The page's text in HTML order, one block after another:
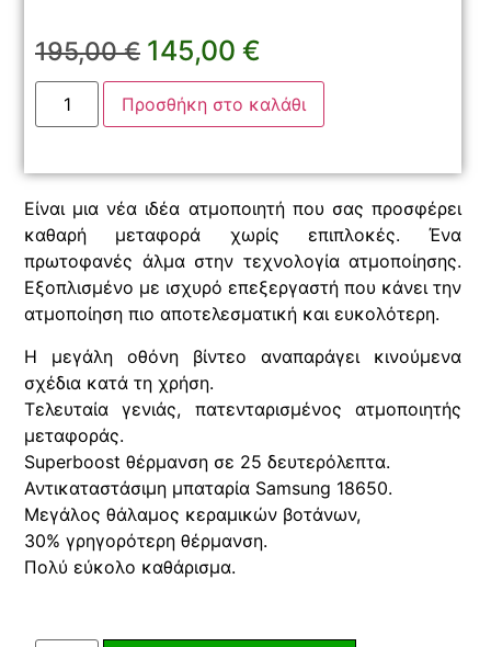
195,00€ 145,00€
Προσθήκη στο καλάθι
Είναι μια νέα ιδέα ατμοποιητή που σας προσφέρει
καθαρή μεταφορά χωρίς επιπλοκές. Ένα
πρωτοφανές άλμα στην τεχνολογία ατμοποίησης.
Εξοπλισμένο με ισχυρό επεξεργαστή που κάνει την
ατμοποίηση πιο αποτελεσματική και ευκολότερη.
Η μεγάλη οθόνη βίντεο αναπαράγει κινούμενα
σχέδια κατά τη χρήση.
Τελευταία γενιάς, πατενταρισμένος ατμοποιητής
μεταφοράς.
Superboost θέρμανση σε 25 δευτερόλεπτα.
Αντικαταστάσιμη μπαταρία Samsung 18650.
Μεγάλος θάλαμος κεραμικών βοτάνων,
30% γρηγορότερη θέρμανση.
Πολύ εύκολο καθάρισμα.